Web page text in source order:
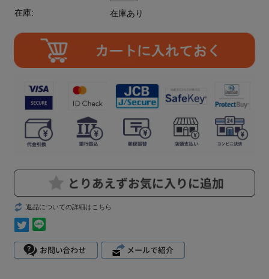
在庫: 在庫あり
返品についての詳細はこちら